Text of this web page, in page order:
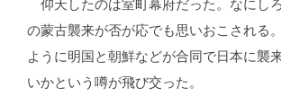
仰天したのは室町幕府だった。なにし
の蒙古襲来が否が応でも思いおこされる
ように明国と朝鮮などが合同で日本に襲
いかという噂が飛び交った。